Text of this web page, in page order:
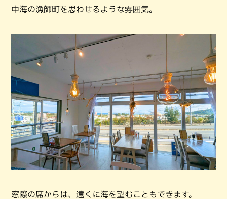
中海の漁師町を思わせるような雰囲気。
窓際の席からは、遠くに海を望むこともできます。